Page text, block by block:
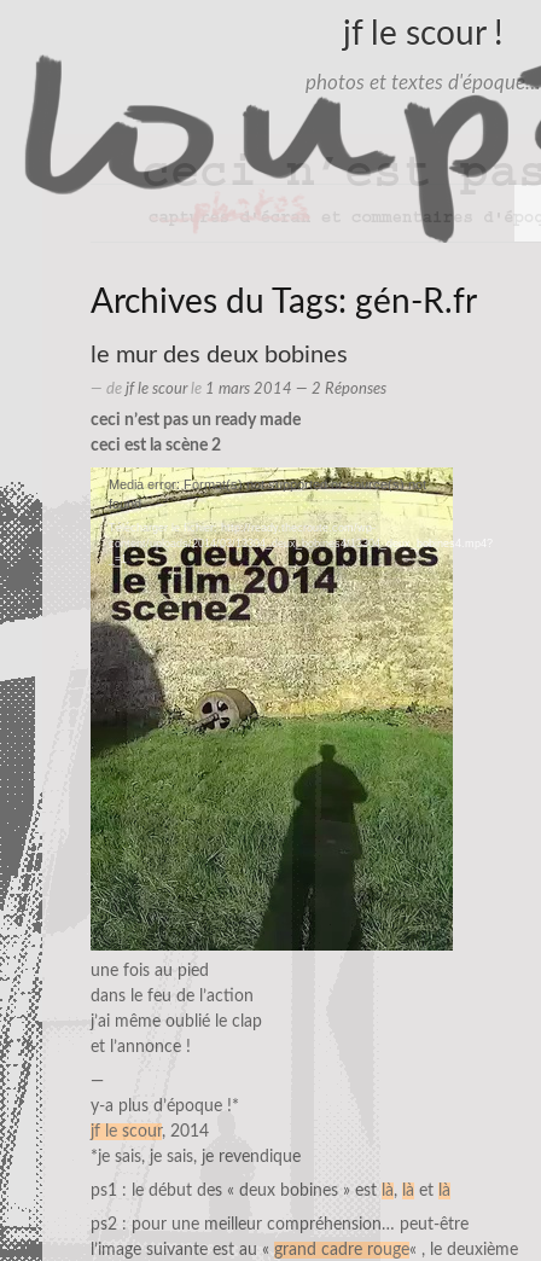
jf le scour !
photos et textes d'époque…
Archives du Tags: gén-R.fr
le mur des deux bobines
— de jf le scourle 1 mars 2014 — 2 Réponses
ceci n’est pas un ready made
ceci est la scène 2
Lecteur
vidéo
Media error: Format(s) not supported or source(s) not
found
Télécharger le fichier: http://ready.thecroute.com/wp-
content/uploads/2014/03/13304_deux_bobines4/13304_deux_bobines4.mp4?
_=1
une fois au pied
dans le feu de l’action
j’ai même oublié le clap
et l’annonce !
—
y-a plus d’époque !*
jf le scour, 2014
*je sais, je sais, je revendique
ps1 : le début des « deux bobines » est là, là et là
ps2 : pour une meilleur compréhension… peut-être
l’image suivante est au « grand cadre rouge« , le deuxième